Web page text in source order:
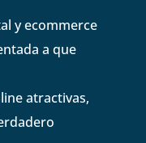
y ecommerce
a que
atractivas,